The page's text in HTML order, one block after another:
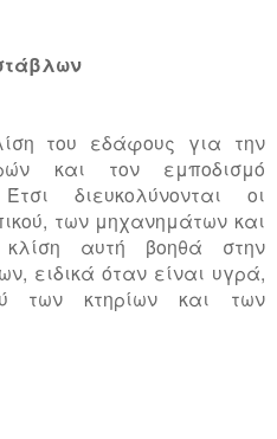
του εδάφους για την
και τον εμποδισμό
διευκολύνονται οι
των μηχανημάτων και
αυτή βοηθά στην
ειδικά όταν είναι υγρά,
των κτηρίων και των